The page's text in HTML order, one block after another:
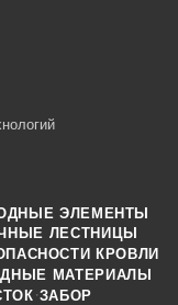
ЭЛЕМЕНТЫ
ЛЕСТНИЦЫ
КРОВЛИ
МАТЕРИАЛЫ
·ЗАБОР